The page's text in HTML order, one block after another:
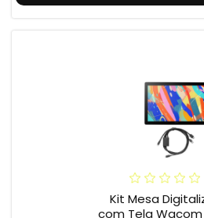
Kit Mesa
com Tela Wacom